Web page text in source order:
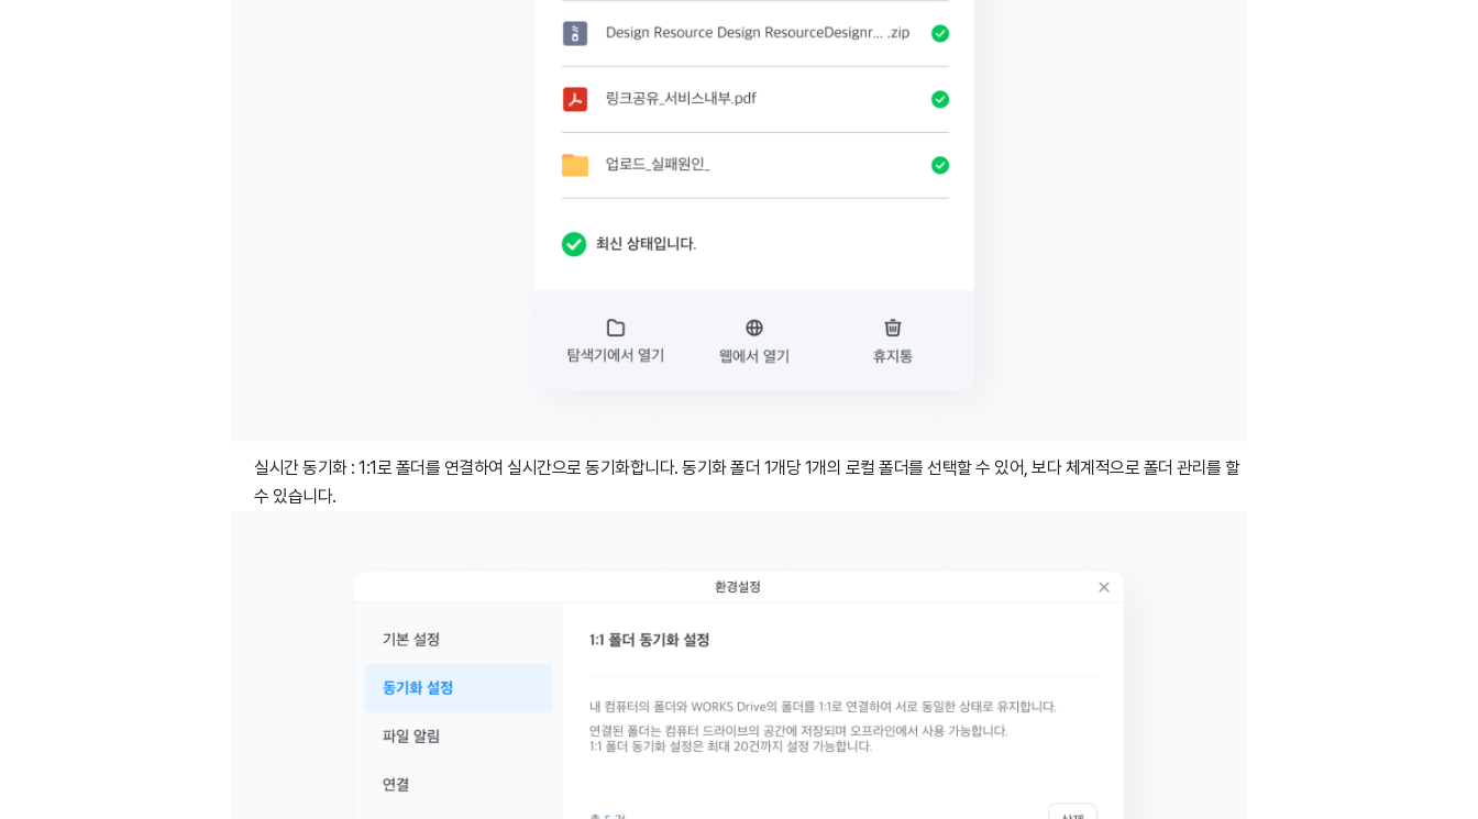
실시간 동기화 : 1:1로 폴더를 연결하여 실시간으로 동기화합니다. 동기화 폴더 1개당 1개의 로컬 폴더를 선택할 수 있어, 보다 체계적으로 폴더 관리를 할
수 있습니다.